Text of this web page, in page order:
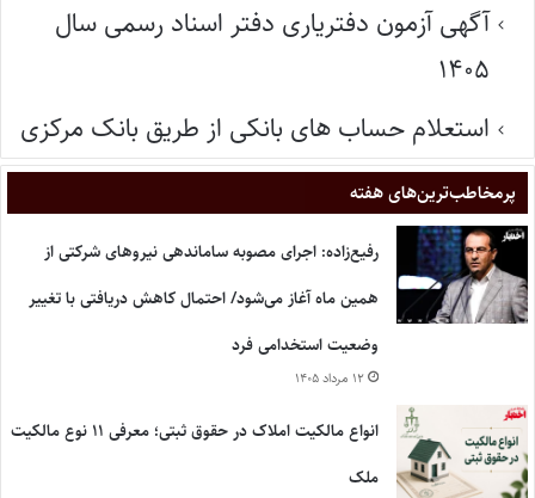
آگهی آزمون دفتریاری دفتر اسناد رسمی سال
۱۴۰۵
استعلام حساب های بانکی از طریق بانک مرکزی
پر‌مخاطب‌ترین‌های هفته
رفیع‌زاده: اجرای مصوبه ساماندهی نیروهای شرکتی از
همین ماه آغاز می‌شود/ احتمال کاهش دریافتی با تغییر
وضعیت استخدامی فرد
۱۲ مرداد ۱۴۰۵
انواع مالکیت املاک در حقوق ثبتی؛ معرفی ۱۱ نوع مالکیت
ملک